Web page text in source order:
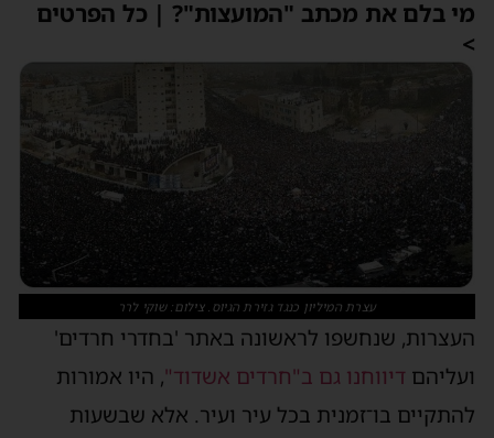
בלם את מכתב "המועצות"? | כל הפרטים
עצרת המיליון כנגד גזירת הגיוס. צילום: שוקי לרר
שנחשפו לראשונה באתר 'בחדרי חרדים'
דיווחנו גם ב"חרדים אשדוד", היו אמורות
בו־זמנית בכל עיר ועיר. אלא שבשעות